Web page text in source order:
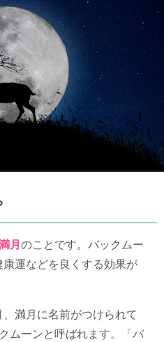
月のことです。バックムー
運などを良くする効果が
満月に名前がつけられて
ムーンと呼ばれます。「バ